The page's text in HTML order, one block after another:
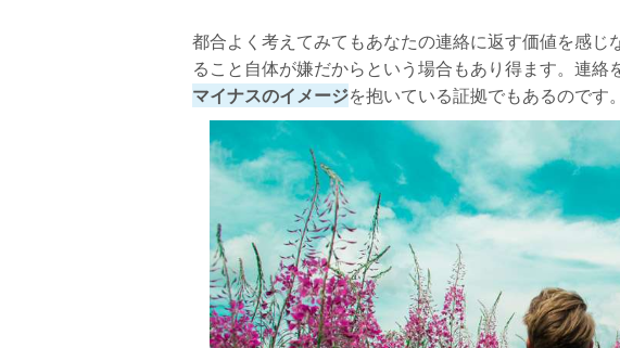
都合よく考えてみてもあなたの連絡に返す価値を感じ
ること自体が嫌だからという場合もあり得ます。連
マイナスのイメージを抱いている証拠でもあるのです。